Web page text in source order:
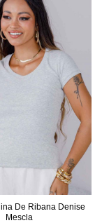
De Ribana Denise
Mescla